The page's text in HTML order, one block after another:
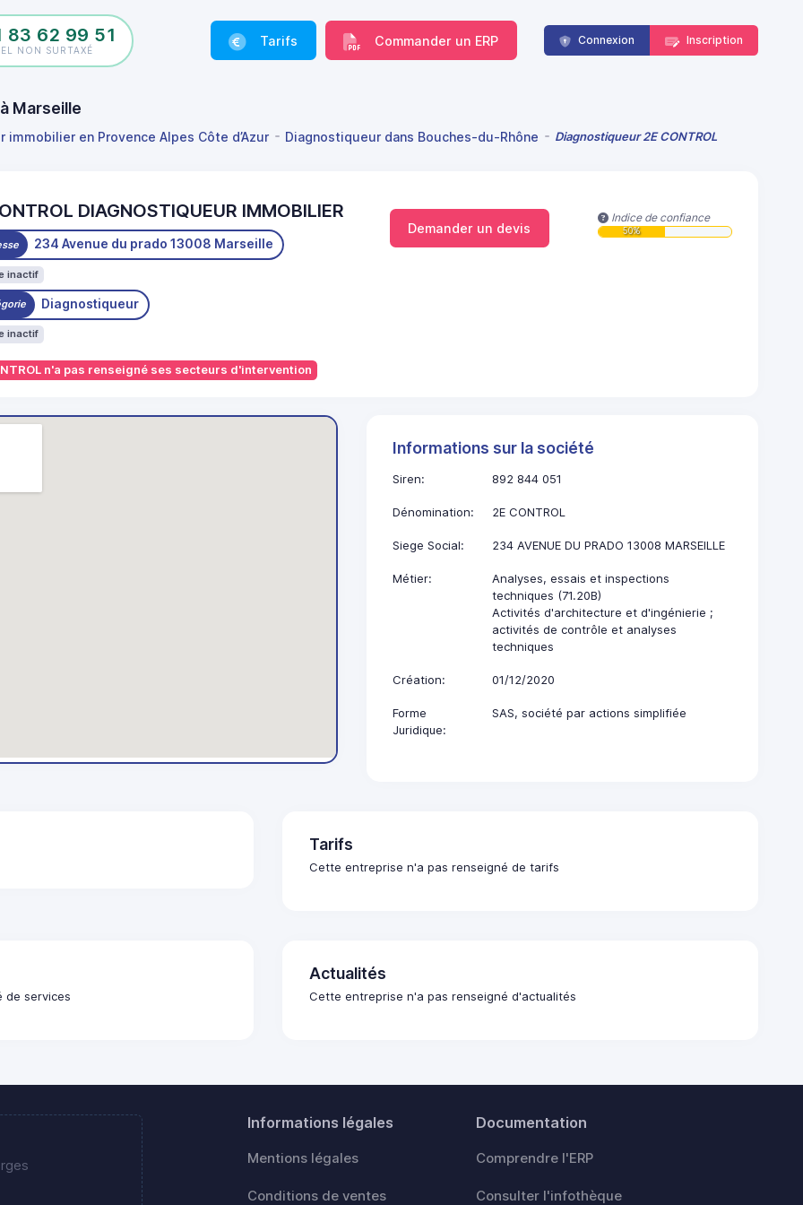
83 62 99 51
NON SURTAXÉ
Tarifs Commander un ERP Connexion Inscription
Marseille
immobilier en Provence Alpes Côte d’Azur Diagnostiqueur dans Bouches-du-Rhône Diagnostiqueur 2E CONTROL
DIAGNOSTIQUEUR IMMOBILIER
234 Avenue du prado 13008 Marseille
inactif
Diagnostiqueur
inactif
n'a pas renseigné ses secteurs d'intervention
Demander un devis
Indice de confiance
50%
Informations sur la société
Siren: 892 844 051
Dénomination: 2E CONTROL
Siege Social: 234 AVENUE DU PRADO 13008 MARSEILLE
Métier:
Analyses, essais et inspections
techniques (71.20B)
Activités d'architecture et d'ingénierie ;
activités de contrôle et analyses
techniques
Création: 01/12/2020
Forme
Juridique:
SAS, société par actions simplifiée
Tarifs
Cette entreprise n'a pas renseigné de tarifs
de services
Actualités
Cette entreprise n'a pas renseigné d'actualités
Informations légales
Mentions légales
Conditions de ventes
Documentation
Comprendre l'ERP
Consulter l'infothèque